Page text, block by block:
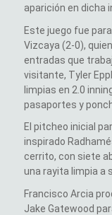
aparición en dicha
Este juego fue
Vizcaya (2-0),
entradas que
visitante, Tyler
limpias en 2.0
pasaportes y
El pitcheo inicial
inspirado
cerrito, con siete
una rayita limpia a
Francisco Arcia
Jake Gatewood